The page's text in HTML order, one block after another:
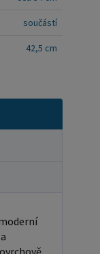
středová
v polovině
matrace.
- ZDE
klíčové
by
součástí
42,5 cm